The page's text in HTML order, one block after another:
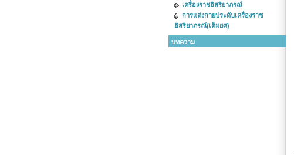
เครื่องราชอิสริยาภรณ์
การแต่งกายประดับเครื่องราช
อิสริยาภรณ์(เต็มยศ)
บทความ